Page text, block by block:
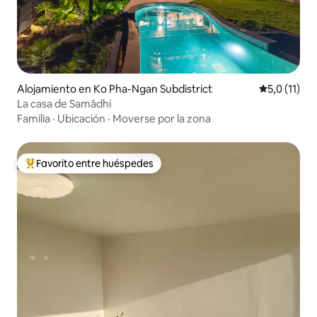
Alojamiento en Ko Pha-Ngan Subdistrict Calificación
5,0 (11)
La casa de Samādhi
Familia · Ubicación · Moverse por la zona
Favorito entre los huéspedes más destacados
Favorito entre huéspedes